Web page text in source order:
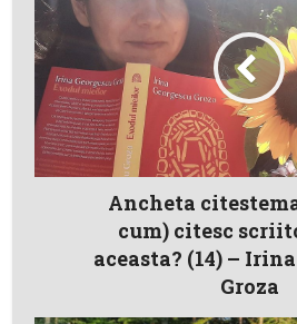
Ancheta
cum) citesc
aceasta? (14) –
Groza